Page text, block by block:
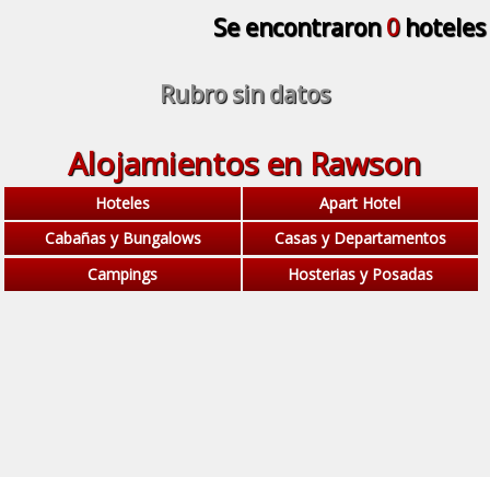
Se encontraron0hoteles
Rubro sin datos
Alojamientos en Rawson
Hoteles
Apart Hotel
Cabañas y Bungalows
Casas y Departamentos
Campings
Hosterias y Posadas